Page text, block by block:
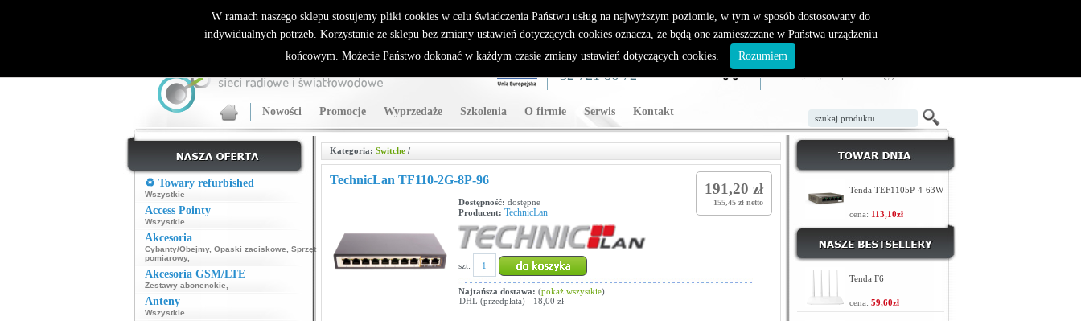
ALLNET.PL Sieci bezprzewodowe - generalny dystrybutor Sparklan
Nowości Promocje Wyprzedaże Szkolenia O firmie Serwis Kontakt
WSPARCIE TECHNICZNE
32 721 86 72
TWÓJ KOSZYK
W koszyku jest 0 produktów(y)
ZAŁÓŻ KONTO LOGOWANIE
♻️ Towary refurbished
Wszystkie
Access Pointy
Wszystkie
Akcesoria
Cybanty/Obejmy, Opaski zaciskowe
Sprzęt
pomiarowy,
Akcesoria GSM/LTE
Zestawy abonenckie
Anteny
Wszystkie
Kategoria: Switche /
TechnicLan TF110-2G-8P-96
191,20 zł
155,45 zł netto
Dostępność: dostępne
Producent: TechnicLan
szt:
Najtańsza dostawa: (pokaż wszystkie)
DHL (przedpłata) - 18,00 zł
Tenda TEF1105P-4-63W
cena: 113,10zł
Tenda F6
cena: 59,60zł
W ramach naszego sklepu stosujemy pliki cookies w celu świadczenia Państwu usług na najwyższym poziomie, w tym w sposób dostosowany do
indywidualnych potrzeb. Korzystanie ze sklepu bez zmiany ustawień dotyczących cookies oznacza, że będą one zamieszczane w Państwa urządzeniu
końcowym. Możecie Państwo dokonać w każdym czasie zmiany ustawień dotyczących cookies.
Rozumiem